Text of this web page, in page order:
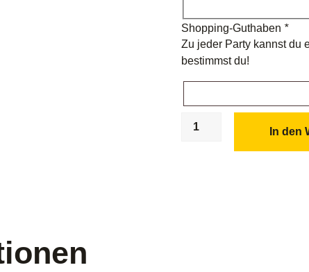
Shopping-Guthaben *
Zu jeder Party kannst du
bestimmst du!
In den